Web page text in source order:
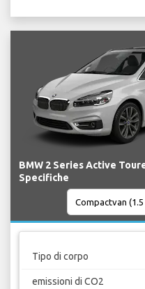
BMW 2 Series Active
Specifiche
Tipo di corpo
emissioni di CO2